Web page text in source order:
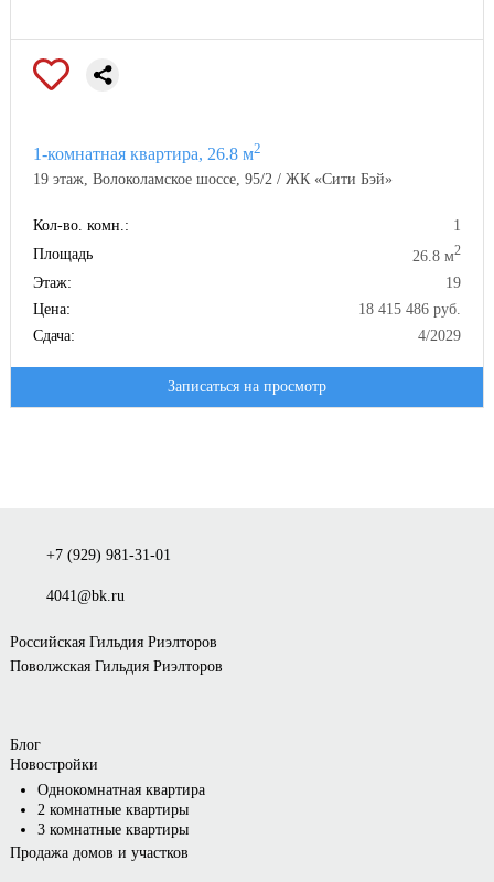
1-комнатная квартира, 26.8 м2
19 этаж, Волоколамское шоссе, 95/2 / ЖК «Сити Бэй»
Кол-во. комн.:
1
Площадь
26.8 м2
Этаж:
19
Цена:
18 415 486 руб.
Сдача:
4/2029
Записаться на просмотр
+7 (929) 981-31-01
4041@bk.ru
Российская Гильдия Риэлторов
Поволжская Гильдия Риэлторов
Блог
Новостройки
Однокомнатная квартира
2 комнатные квартиры
3 комнатные квартиры
Продажа домов и участков